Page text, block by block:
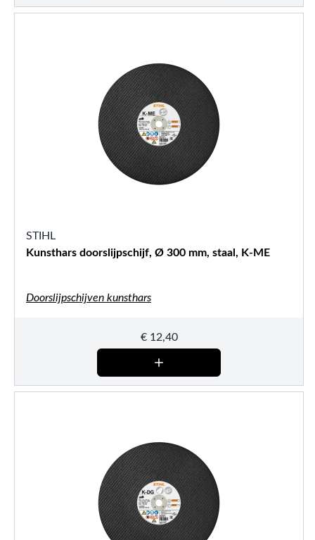
STIHL
Kunsthars doorslijpschijf, Ø 300 mm, staal, K-ME
Doorslijpschijven kunsthars
€12,40